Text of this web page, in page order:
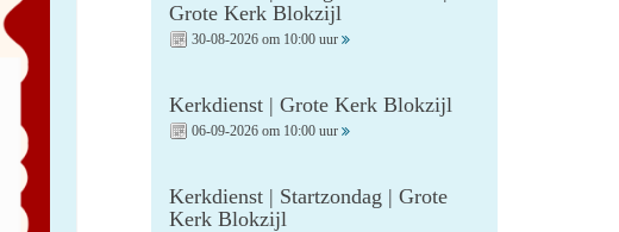
Grote Kerk Blokzijl
30-08-2026 om 10:00 uur
Kerkdienst | Grote Kerk Blokzijl
06-09-2026 om 10:00 uur
Kerkdienst | Startzondag | Grote
Kerk Blokzijl